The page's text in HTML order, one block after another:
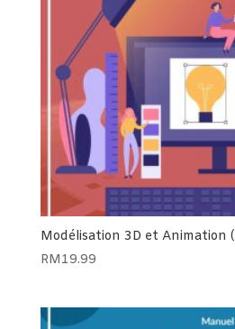
Modélisation 3D et Animation
RM19.99